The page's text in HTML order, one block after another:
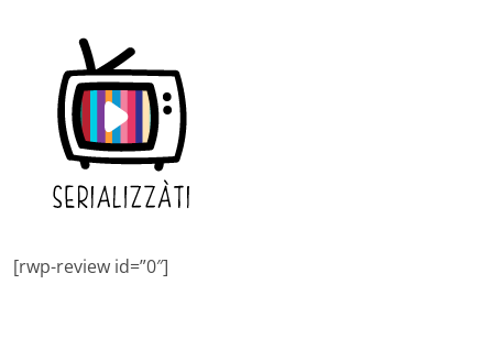
[rwp-review id=”0″]